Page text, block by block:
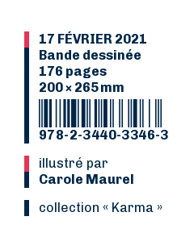
17 FÉVRIER 2021
Bande dessinée
176 pages
200 × 265 mm
978-2-3440-3346-3
Illustré par
Carole Maurel
collection « Karma »